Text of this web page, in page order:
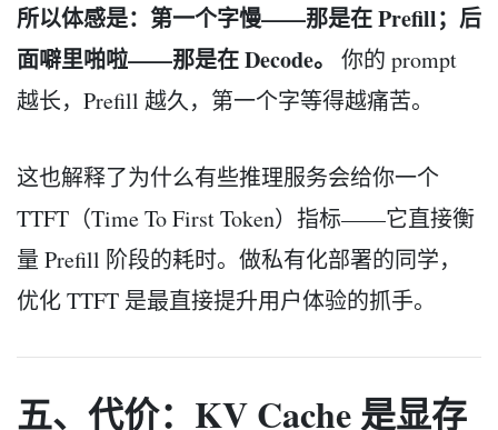
所以体感是：第一个字慢——那是在 Prefill；后
面噼里啪啦——那是在 Decode。
你的 prompt
越长，Prefill 越久，第一个字等得越痛苦。
这也解释了为什么有些推理服务会给你一个
TTFT（Time To First Token）指标——它直接衡
量 Prefill 阶段的耗时。做私有化部署的同学，
优化 TTFT 是最直接提升用户体验的抓手。
五、代价：KV Cache 是显存